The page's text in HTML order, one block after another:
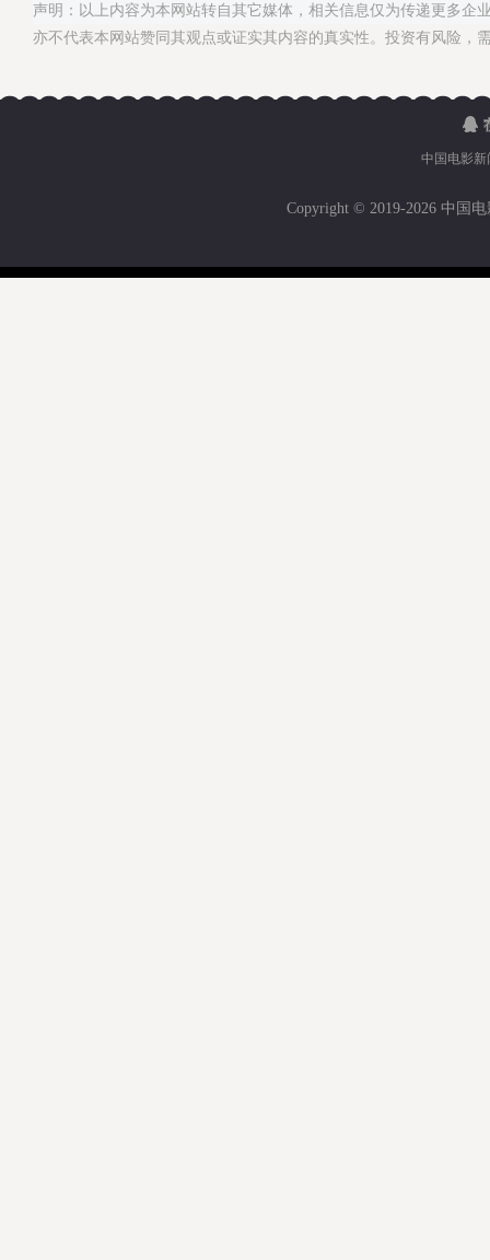
声明：以上内容为本网站转自其它媒体，相关信息仅为传递更多企
亦不代表本网站赞同其观点或证实其内容的真实性。投资有风险，
中国电影新
Copyright © 2019-2026 中国